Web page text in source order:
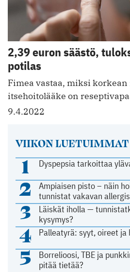
2,39 euron säästö,
potilas
Fimea vastaa, miksi
itsehoitolääke on
9.4.2022
VIIKON LUETUIMMAT
1 Dyspepsia tarkoittaa
2
Ampiaisen pisto – näin
tunnistat vakavan
3
Läiskät iholla —
kysymys?
4 Palleatyrä: syyt, oireet ja
5
Borrelioosi, TBE ja
pitää tietää?